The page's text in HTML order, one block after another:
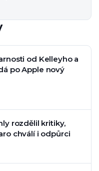
od Kelleyho a
po Apple nový
rozdělil kritiky,
chválí i odpůrci